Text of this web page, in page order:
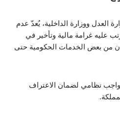
العدل ووزارة الداخلية، يُعدّ عدم
عليه غرامة مالية وتأخير في
من بعض الخدمات الحكومية حتى
واجب نظامي لضمان الاعتراف